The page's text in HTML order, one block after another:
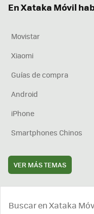
En Xataka Móvil
Movistar
Xiaomi
Guías de compra
Android
iPhone
Smartphones Chinos
VER MÁS TEMAS